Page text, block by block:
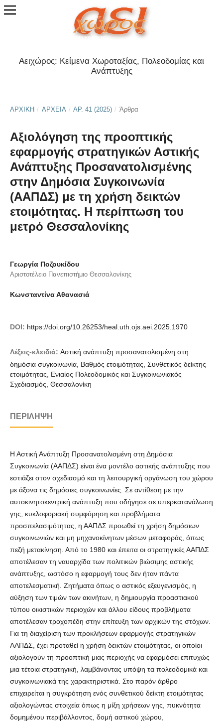
Αειχώρος: Κείμενα Χωροταξίας, Πολεοδομίας και
Ανάπτυξης
ΑΡΧΙΚΉ / ΑΡΧΕΊΑ / ΑΡ. 41 (2025) / Άρθρα
Αξιολόγηση της προοπτικής
εφαρμογής στρατηγικών Αστικής
Ανάπτυξης Προσανατολισμένης
στην Δημόσια Συγκοινωνία
(ΑΑΠΔΣ) με τη χρήση δεικτών
ετοιμότητας. Η περίπτωση του
μετρό Θεσσαλονίκης
Γεωργία Ποζουκίδου
Αριστοτέλειο Πανεπιστήμιο Θεσσαλονίκης
Κωνσταντίνα Αθανασιά
DOI: https://doi.org/10.26253/heal.uth.ojs.aei.2025.1970
Λέξεις-κλειδιά: Αστική ανάπτυξη προσανατολισμένη στη
δημόσια συγκοινωνία, Βαθμός ετοιμότητας, Συνθετικός δείκτης
ετοιμότητας, Ενιαίος Πολεοδομικός και Συγκοινωνιακός
Σχεδιασμός, Θεσσαλονίκη
ΠΕΡΊΛΗΨΗ
Η Αστική Ανάπτυξη Προσανατολισμένη στη Δημόσια
Συγκοινωνία (ΑΑΠΔΣ) είναι ένα μοντέλο αστικής ανάπτυξης που
εστιάζει στον σχεδιασμό και τη λειτουργική οργάνωση του χώρου
με άξονα τις δημόσιες συγκοινωνίες. Σε αντίθεση με την
αυτοκινητοκεντρική ανάπτυξη που οδήγησε σε υπερκατανάλωση
γης, κυκλοφοριακή συμφόρηση και προβλήματα
προσπελασιμότητας, η ΑΑΠΔΣ προωθεί τη χρήση δημόσιων
συγκοινωνιών και μη μηχανοκίνητων μέσων μεταφοράς, όπως
πεζή μετακίνηση. Από το 1980 και έπειτα οι στρατηγικές ΑΑΠΔΣ
αποτέλεσαν τη ναυαρχίδα των πολιτικών βιώσιμης αστικής
ανάπτυξης, ωστόσο η εφαρμογή τους δεν ήταν πάντα
αποτελεσματική. Ζητήματα όπως ο αστικός εξευγενισμός, η
αύξηση των τιμών των ακινήτων, η δημιουργία προαστιακού
τύπου οικιστικών περιοχών και άλλου είδους προβλήματα
αποτέλεσαν τροχοπέδη στην επίτευξη των αρχικών της στόχων.
Για τη διαχείριση των προκλήσεων εφαρμογής στρατηγικών
ΑΑΠΔΣ, έχει προταθεί η χρήση δεικτών ετοιμότητας, οι οποίοι
αξιολογούν τη προοπτική μιας περιοχής να εφαρμόσει επιτυχώς
μια τέτοια στρατηγική, λαμβάνοντας υπόψη τα πολεοδομικά και
συγκοινωνιακά της χαρακτηριστικά. Στο παρόν άρθρο
επιχειρείται η συγκρότηση ενός συνθετικού δείκτη ετοιμότητας
αξιολογώντας στοιχεία όπως η μίξη χρήσεων γης, πυκνότητα
δομημένου περιβάλλοντος, δομή αστικού χώρου,